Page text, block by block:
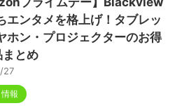
エンタメを格上げ！タブレッ
ホン・プロジェクターのお得
とめ
27
報